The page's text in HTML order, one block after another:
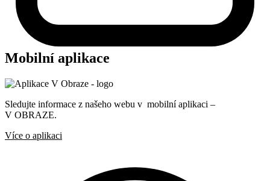
Mobilní aplikace
Sledujte informace z našeho webu v mobilní aplikaci –
V OBRAZE.
Více o aplikaci